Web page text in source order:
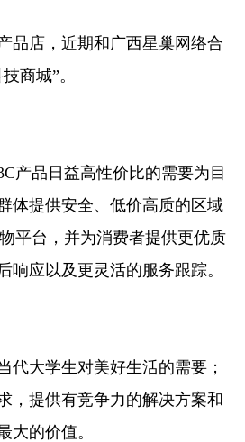
品店，近期和广西星巢网络合
商城”。
产品日益高性价比的需要为目
体提供安全、低价高质的区域
平台，并为消费者提供更优质
响应以及更灵活的服务跟踪。
代大学生对美好生活的需要；
，提供有竞争力的解决方案和
大的价值。